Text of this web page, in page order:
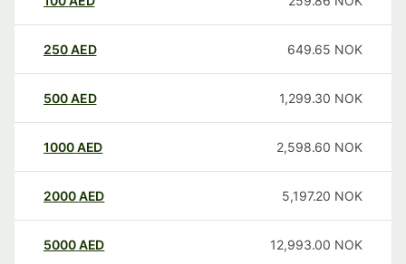
250AED 649.65 NOK
500AED 1,299.30 NOK
1000AED 2,598.60 NOK
2000AED 5,197.20 NOK
5000AED 12,993.00 NOK